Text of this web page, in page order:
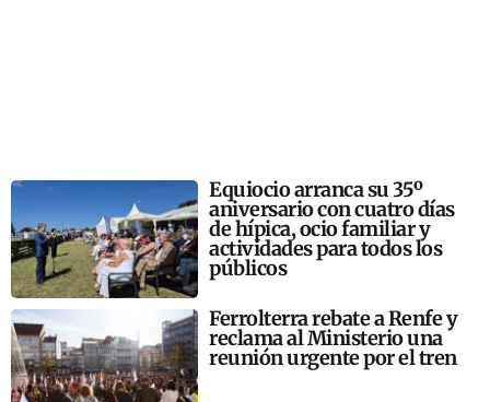
Equiocio arranca su 35º
aniversario con cuatro días
de hípica, ocio familiar y
actividades para todos los
públicos
Ferrolterra rebate a Renfe y
reclama al Ministerio una
reunión urgente por el tren